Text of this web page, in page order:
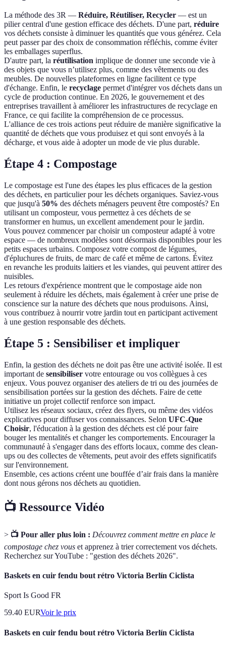
La méthode des 3R — Réduire, Réutiliser, Recycler — est un
pilier central d'une gestion efficace des déchets. D'une part, réduire
vos déchets consiste à diminuer les quantités que vous générez. Cela
peut passer par des choix de consommation réfléchis, comme éviter
les emballages superflus.
D'autre part, la réutilisation implique de donner une seconde vie à
des objets que vous n’utilisez plus, comme des vêtements ou des
meubles. De nouvelles plateformes en ligne facilitent ce type
d'échange. Enfin, le recyclage permet d'intégrer vos déchets dans un
cycle de production continue. En 2026, le gouvernement et des
entreprises travaillent à améliorer les infrastructures de recyclage en
France, ce qui facilite la compréhension de ce processus.
L'alliance de ces trois actions peut réduire de manière significative la
quantité de déchets que vous produisez et qui sont envoyés à la
décharge, et vous aide à adopter un mode de vie plus durable.
Étape 4 : Compostage
Le compostage est l'une des étapes les plus efficaces de la gestion
des déchets, en particulier pour les déchets organiques. Saviez-vous
que jusqu'à 50% des déchets ménagers peuvent être compostés? En
utilisant un composteur, vous permettez à ces déchets de se
transformer en humus, un excellent amendement pour le jardin.
Vous pouvez commencer par choisir un composteur adapté à votre
espace — de nombreux modèles sont désormais disponibles pour les
petits espaces urbains. Composez votre compost de légumes,
d'épluchures de fruits, de marc de café et même de cartons. Évitez
en revanche les produits laitiers et les viandes, qui peuvent attirer des
nuisibles.
Les retours d'expérience montrent que le compostage aide non
seulement à réduire les déchets, mais également à créer une prise de
conscience sur la nature des déchets que nous produisons. Ainsi,
vous contribuez à nourrir votre jardin tout en participant activement
à une gestion responsable des déchets.
Étape 5 : Sensibiliser et impliquer
Enfin, la gestion des déchets ne doit pas être une activité isolée. Il est
important de sensibiliser votre entourage ou vos collègues à ces
enjeux. Vous pouvez organiser des ateliers de tri ou des journées de
sensibilisation portées sur la gestion des déchets. Faire de cette
initiative un projet collectif renforce son impact.
Utilisez les réseaux sociaux, créez des flyers, ou même des vidéos
explicatives pour diffuser vos connaissances. Selon UFC-Que
Choisir, l'éducation à la gestion des déchets est clé pour faire
bouger les mentalités et changer les comportements. Encourager la
communauté à s'engager dans des efforts locaux, comme des clean-
ups ou des collectes de vêtements, peut avoir des effets significatifs
sur l'environnement.
Ensemble, ces actions créent une bouffée d’air frais dans la manière
dont nous gérons nos déchets au quotidien.
📺 Ressource Vidéo
> 📺 Pour aller plus loin : Découvrez comment mettre en place le
compostage chez vous et apprenez à trier correctement vos déchets.
Recherchez sur YouTube : "gestion des déchets 2026".
Baskets en cuir fendu bout rétro Victoria Berlín Ciclista
Sport Is Good FR
59.40 EURVoir le prix
Baskets en cuir fendu bout rétro Victoria Berlín Ciclista